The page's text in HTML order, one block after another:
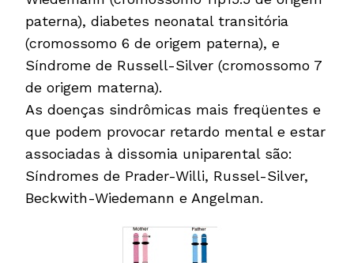
paterna), diabetes neonatal transitória
(cromossomo 6 de origem paterna), e
Síndrome de Russell-Silver (cromossomo 7
de origem materna).
As doenças sindrômicas mais freqüentes e
que podem provocar retardo mental e estar
associadas à dissomia uniparental são:
Síndromes de Prader-Willi, Russel-Silver,
Beckwith-Wiedemann e Angelman.